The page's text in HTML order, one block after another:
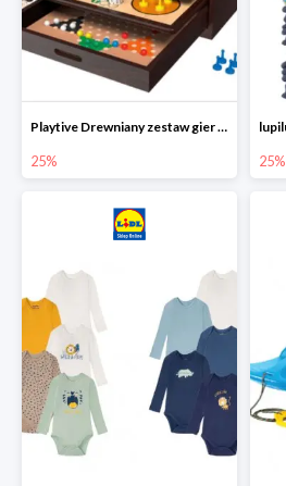
Playtive Drewniany zestaw gier 10 w 1
25% 25%